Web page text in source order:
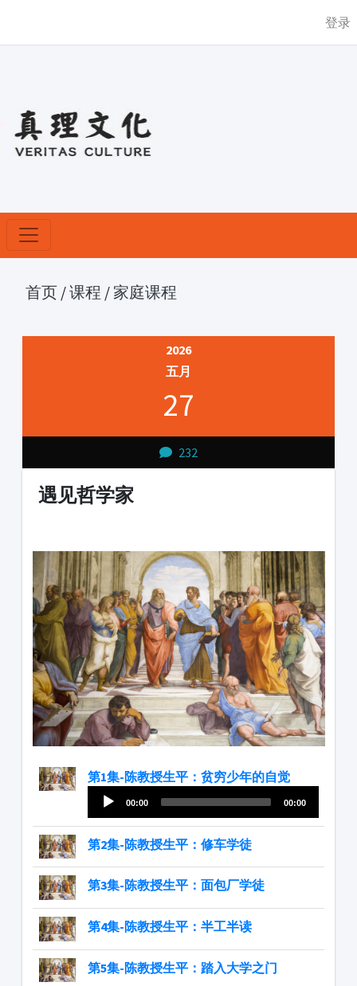
登录
首页 /课程 / 家庭课程
2026
五月
27
232
遇见哲学家
第1集-陈教授生平：贫穷少年的自觉
Audio
00:00 00:00
第2集-陈教授生平：修车学徒
第3集-陈教授生平：面包厂学徒
第4集-陈教授生平：半工半读
第5集-陈教授生平：踏入大学之门